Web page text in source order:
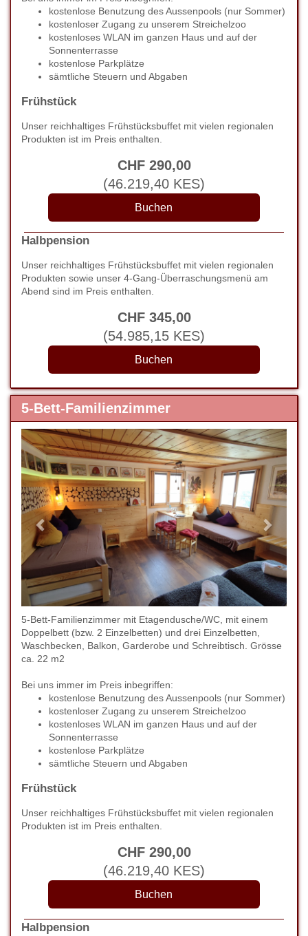
kostenlose Benutzung des Aussenpools (nur Sommer)
kostenloser Zugang zu unserem Streichelzoo
kostenloses WLAN im ganzen Haus und auf der
Sonnenterrasse
kostenlose Parkplätze
sämtliche Steuern und Abgaben
Frühstück
Unser reichhaltiges Frühstücksbuffet mit vielen regionalen
Produkten ist im Preis enthalten.
CHF 290,00
(46.219,40 KES)
Halbpension
Unser reichhaltiges Frühstücksbuffet mit vielen regionalen
Produkten sowie unser 4-Gang-Überraschungsmenü am
Abend sind im Preis enthalten.
CHF 345,00
(54.985,15 KES)
5-Bett-Familienzimmer
Previous
Next
5-Bett-Familienzimmer mit Etagendusche/WC, mit einem
Doppelbett (bzw. 2 Einzelbetten) und drei Einzelbetten,
Waschbecken, Balkon, Garderobe und Schreibtisch. Grösse
ca. 22 m2
Bei uns immer im Preis inbegriffen:
kostenlose Benutzung des Aussenpools (nur Sommer)
kostenloser Zugang zu unserem Streichelzoo
kostenloses WLAN im ganzen Haus und auf der
Sonnenterrasse
kostenlose Parkplätze
sämtliche Steuern und Abgaben
Frühstück
Unser reichhaltiges Frühstücksbuffet mit vielen regionalen
Produkten ist im Preis enthalten.
CHF 290,00
(46.219,40 KES)
Halbpension